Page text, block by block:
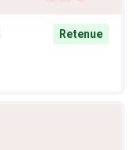
Retenue